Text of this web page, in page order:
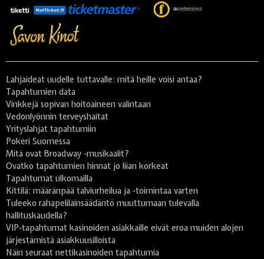
Lahjaideat uudelle tuttavalle: mitä heille voisi antaa?
Tapahtumien data
Vinkkejä sopivan hoitoaineen valintaan
Vedonlyönnin terveyshaitat
Yrityslahjat tapahtumiin
Pokeri Suomessa
Mitä ovat Broadway -musikaalit?
Ovatko tapahtumien hinnat jo liian korkeat
Tapahtumat ulkomailla
Kittilä: määränpää talviurheilua ja -toimintaa varten
Tuleeko rahapelilainsäädäntö muuttumaan tulevalla
hallituskaudella?
VIP-tapahtumat kasinoiden asiakkaille eivät eroa muiden alojen
järjestämistä asiakkuusilloista
Näin seuraat nettikasinoiden tapahtumia